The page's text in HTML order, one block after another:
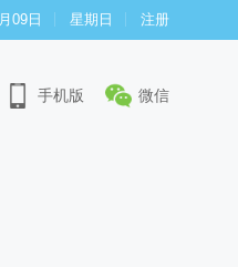
09日 星期日 注册
手机版 微信